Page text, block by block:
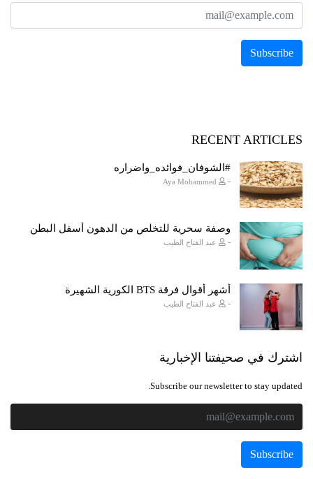
RECENT ARTICLES
#الشوفان_فوائده_واضراره
-
وصفة سحرية للتخلص من الدهون أسفل البطن
- عبد الفتاح الطيب
أشهر أقوال فرقة BTS الكورية الشهيرة
- عبد الفتاح الطيب
اشترك في صحيفتنا الإخبارية
Subscribe our newsletter to stay updated.